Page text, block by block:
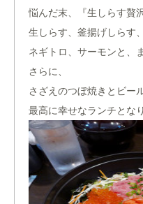
悩んだ末、『生しらす贅
生しらす、釜揚げしらす
ネギトロ、サーモンと、
さらに、
さざえのつぼ焼きとビー
最高に幸せなランチとな